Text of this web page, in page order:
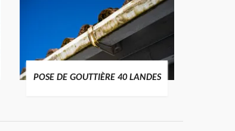
POSE DE GOUTTIÈRE 40 LANDES